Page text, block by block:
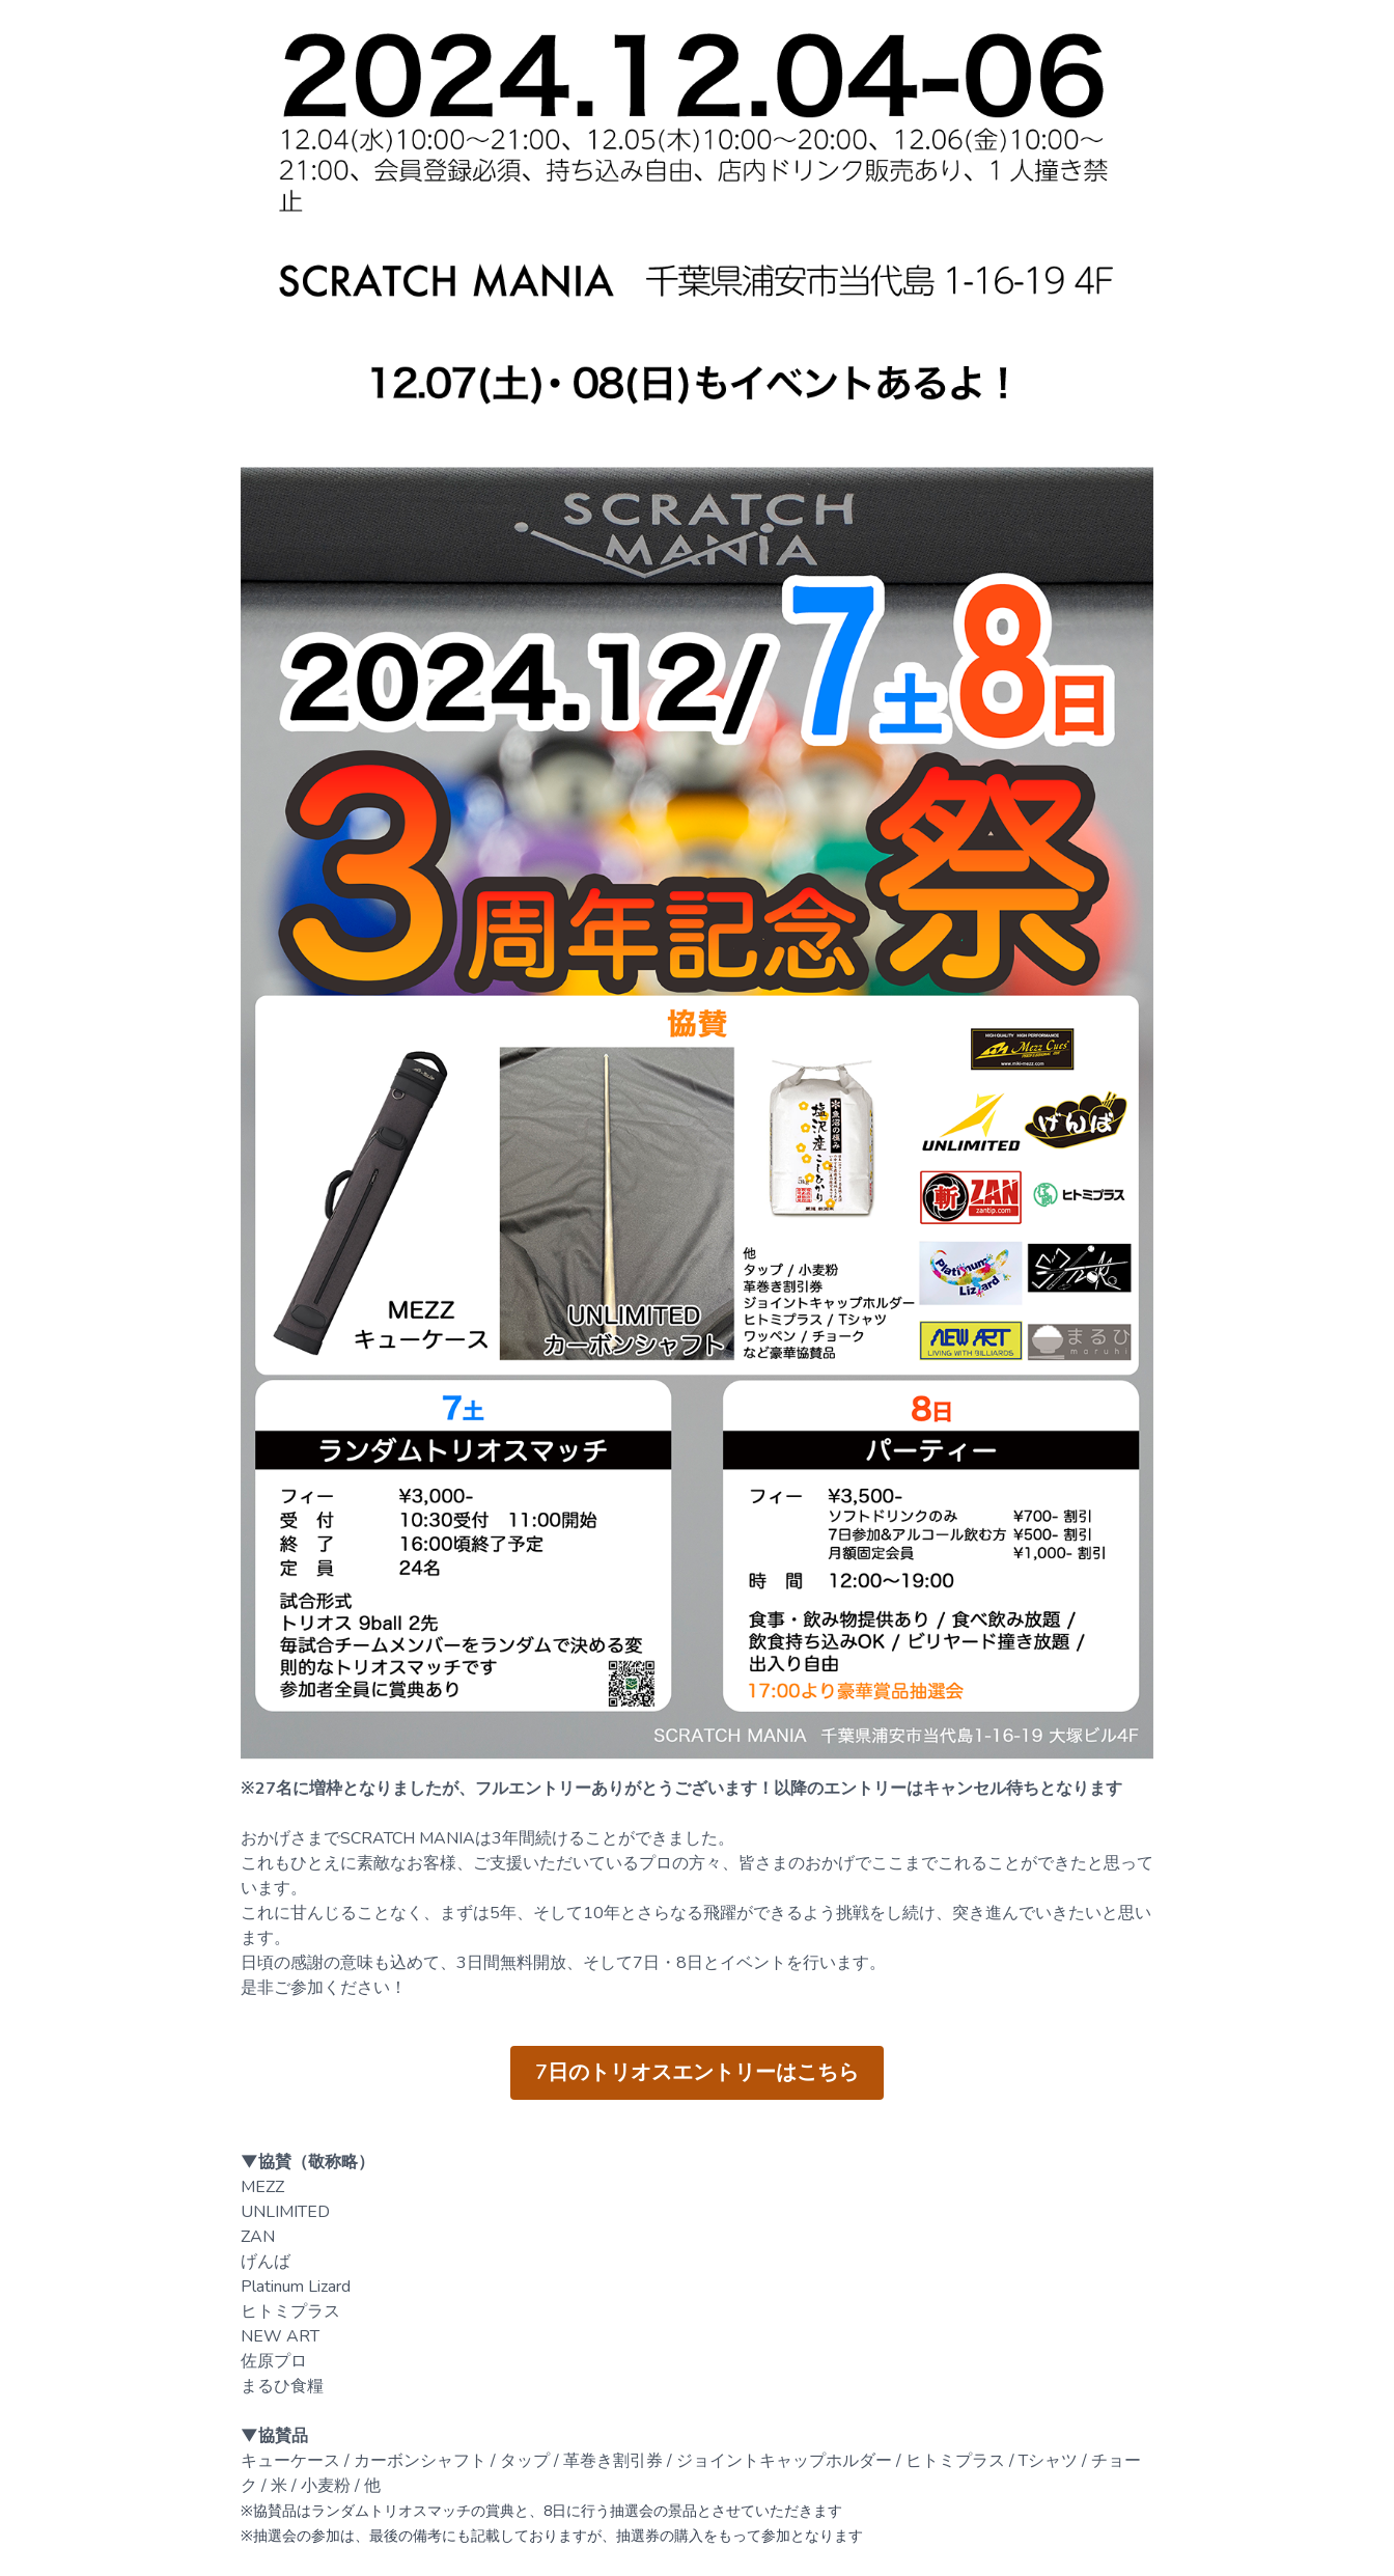
※27名に増枠となりましたが、フルエントリーありがとうございます！以降のエントリーはキャンセル待ちとなります
おかげさまでSCRATCH MANIAは3年間続けることができました。
これもひとえに素敵なお客様、ご支援いただいているプロの方々、皆さまのおかげでここまでこれることができたと思って
います。
これに甘んじることなく、まずは5年、そして10年とさらなる飛躍ができるよう挑戦をし続け、突き進んでいきたいと思い
ます。
日頃の感謝の意味も込めて、3日間無料開放、そして7日・8日とイベントを行います。
是非ご参加ください！
7日のトリオスエントリーはこちら
▼協賛（敬称略）
MEZZ
UNLIMITED
ZAN
げんば
Platinum Lizard
ヒトミプラス
NEW ART
佐原プロ
まるひ食糧
▼協賛品
キューケース / カーボンシャフト / タップ / 革巻き割引券 / ジョイントキャップホルダー / ヒトミプラス / Tシャツ / チョー
ク / 米 / 小麦粉 / 他
※協賛品はランダムトリオスマッチの賞典と、8日に行う抽選会の景品とさせていただきます
※抽選会の参加は、最後の備考にも記載しておりますが、抽選券の購入をもって参加となります